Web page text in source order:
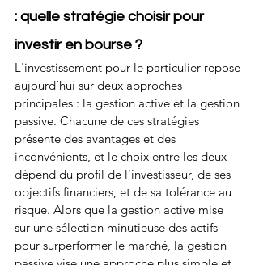
: quelle stratégie choisir pour
investir en bourse ?
L'investissement pour le particulier repose
aujourd’hui sur deux approches
principales : la gestion active et la gestion
passive. Chacune de ces stratégies
présente des avantages et des
inconvénients, et le choix entre les deux
dépend du profil de l’investisseur, de ses
objectifs financiers, et de sa tolérance au
risque. Alors que la gestion active mise
sur une sélection minutieuse des actifs
pour surperformer le marché, la gestion